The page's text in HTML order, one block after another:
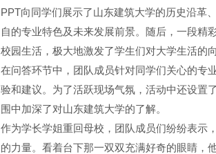
PPT向同学们展示了山东建筑大学的历史沿革
自的专业特色及未来发展前景。随后，一段精
校园生活，极大地激发了学生们对大学生活的向
在问答环节中，团队成员针对同学们关心的专
验和建议。为了活跃现场气氛，活动中还设置
围中加深了对山东建筑大学的了解。
作为学长学姐重回母校，团队成员们纷纷表示
的力量。看着台下那一双双充满好奇的眼睛，